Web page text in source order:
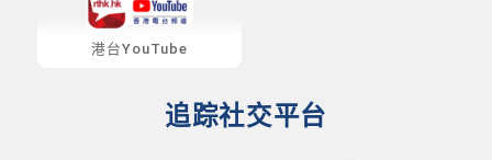
港台YouTube
追踪社交平台